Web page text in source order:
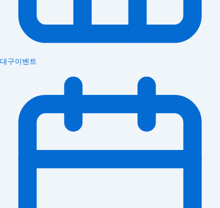
대구이벤트